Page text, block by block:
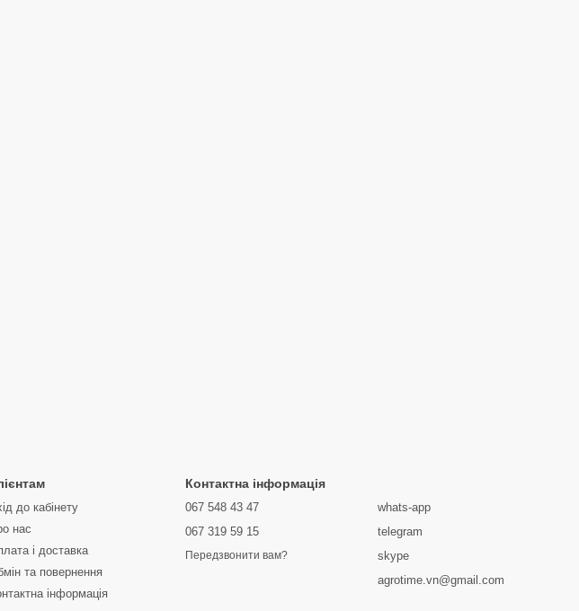
до кабінету
нас
і доставка
та повернення
інформація
Контактна інформація
067 548 43 47
067 319 59 15
Передзвонити вам?
whats-app
telegram
skype
agrotime.vn@gmail.com